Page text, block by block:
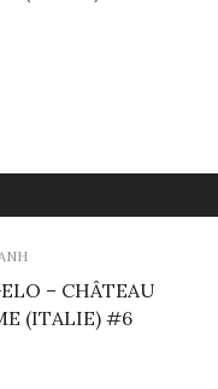
– CHÂTEAU
(ITALIE) #6